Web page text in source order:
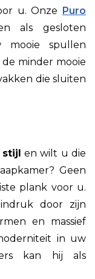
u. Onze Puro
als gesloten
spullen
minder mooie
die sluiten
stijl en wilt u die
Geen
plank voor u.
door zijn
en massief
in uw
kan hij als